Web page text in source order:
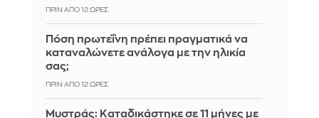
ΠΡΙΝ ΑΠΌ 12 ΏΡΕΣ
Πόση πρωτεΐνη πρέπει πραγματικά να
καταναλώνετε ανάλογα με την ηλικία
σας;
ΠΡΙΝ ΑΠΌ 12 ΏΡΕΣ
Μυστράς: Καταδικάστηκε σε 11 μήνες με